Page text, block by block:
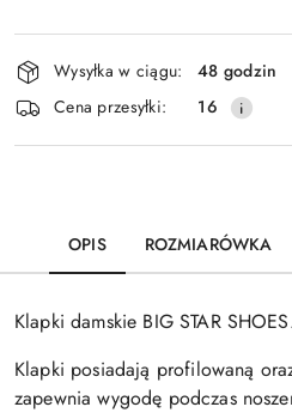
Dostępność
i
dostawa
Wysyłka w ciągu:
48 godzin
Cena przesyłki:
16
OPIS ROZMIARÓWKA
Klapki damskie BIG STAR
Klapki posiadają profilowaną
zapewnia wygodę podczas